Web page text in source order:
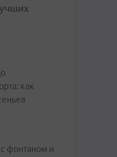
как
фонтаном и